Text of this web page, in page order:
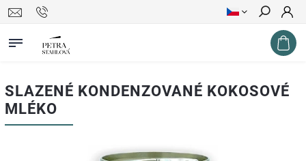
Hledat
SLAZENÉ KONDENZOVANÉ KOKOSOVÉ
MLÉKO